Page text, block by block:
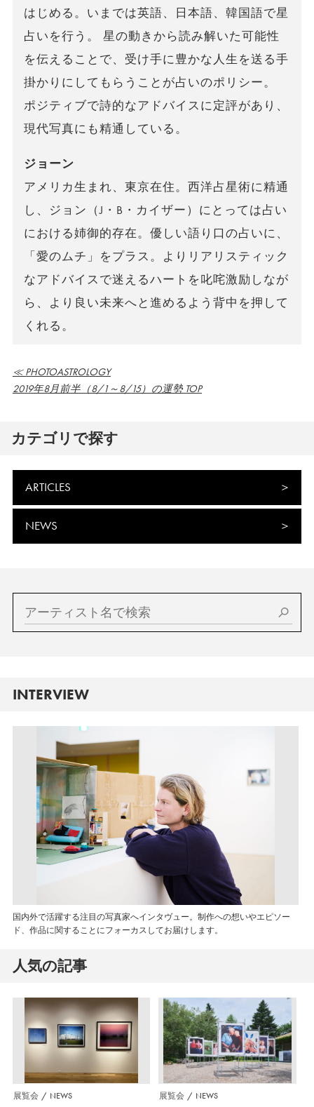
はじめる。いまでは英語、日本語、韓国語で星
占いを行う。 星の動きから読み解いた可能性
を伝えることで、受け手に豊かな人生を送る手
掛かりにしてもらうことが占いのポリシー。
ポジティブで詩的なアドバイスに定評があり、
現代写真にも精通している。
ジョーン
アメリカ生まれ、東京在住。西洋占星術に精通
し、ジョン（J・B・カイザー）にとっては占い
における姉御的存在。優しい語り口の占いに、
「愛のムチ」をプラス。よりリアリスティック
なアドバイスで迷えるハートを叱咤激励しなが
ら、より良い未来へと進めるよう背中を押して
くれる。
≪ PHOTOASTROLOGY
2019年8月前半（8/1～8/15）の運勢 TOP
カテゴリで探す
ARTICLES
NEWS
INTERVIEW
国内外で活躍する注目の写真家へインタヴュー。制作への想いやエピソー
ド、作品に関することにフォーカスしてお届けします。
人気の記事
展覧会 NEWS 展覧会 NEWS